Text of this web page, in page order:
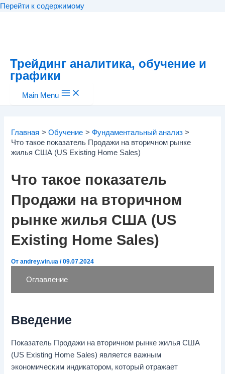
Перейти к содержимому
Трейдинг аналитика, обучение и
графики
Main Menu
Главная Обучение
Фундаментальный анализ
Что такое показатель Продажи на вторичном рынке
жилья США (US Existing Home Sales)
Что такое показатель
Продажи на вторичном
рынке жилья США (US
Existing Home Sales)
Отandrey.vin.ua/09.07.2024
Оглавление
Введение
Показатель Продажи на вторичном рынке жилья США
(US Existing Home Sales) является важным
экономическим индикатором, который отражает